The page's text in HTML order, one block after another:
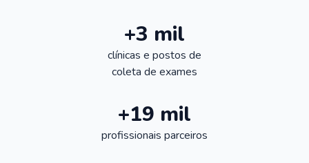
+3 mil
clínicas e postos de
coleta de exames
+19 mil
profissionais parceiros